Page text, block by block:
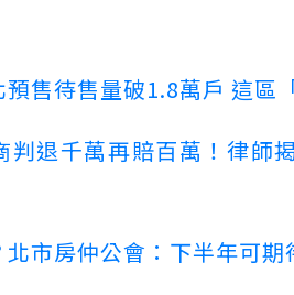
售待售量破1.8萬戶 這區
判退千萬再賠百萬！律師
市房仲公會：下半年可期